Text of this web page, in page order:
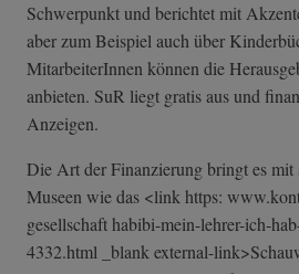
Schwerpunkt und berichtet mit
aber zum Beispiel auch über
MitarbeiterInnen können die
anbieten. SuR liegt gratis aus und
Anzeigen.
Die Art der Finanzierung bringt es mit
Museen wie das <link https:
gesellschaft habibi-mein-leh­rer-ich-
4332­.html _blank external-